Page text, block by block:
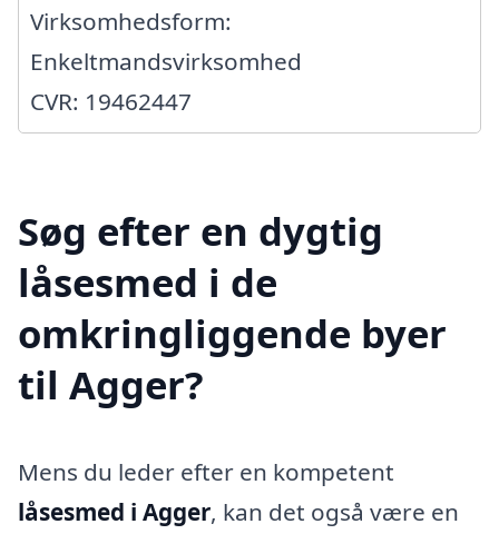
Virksomhedsform:
Enkeltmandsvirksomhed
CVR: 19462447
Søg efter en dygtig
låsesmed i de
omkringliggende byer
til Agger?
Mens du leder efter en kompetent
låsesmed i Agger, kan det også være en